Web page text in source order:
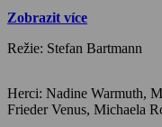
Zobrazit více
Režie: Stefan Bartmann
Herci: Nadine Warmuth, Mathias Harrebye-Brandt, Gabriel Merz,